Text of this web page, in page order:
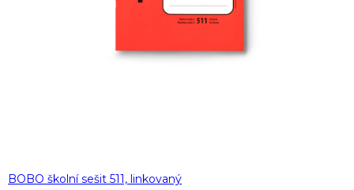
BOBO školní sešit 511, linkovaný